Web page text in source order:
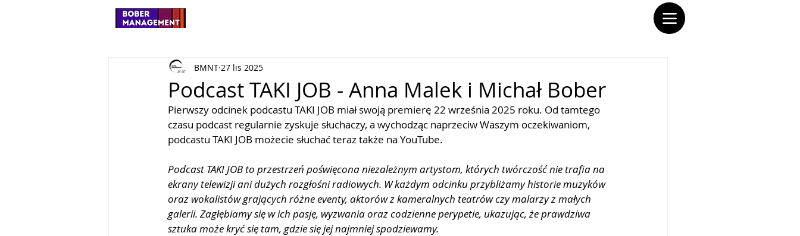
Podcast TAKI JOB - Anna Malek i Michał Bober
BMNT 27 lis 2025
Pierwszy odcinek podcastu TAKI JOB miał swoją premierę 22 września 2025 roku. Od tamtego
czasu podcast regularnie zyskuje słuchaczy, a wychodząc naprzeciw Waszym oczekiwaniom,
podcastu TAKI JOB możecie słuchać teraz także na YouTube.
Podcast TAKI JOB to przestrzeń poświęcona niezależnym artystom, których twórczość nie trafia na
ekrany telewizji ani dużych rozgłośni radiowych. W każdym odcinku przybliżamy historie muzyków
oraz wokalistów grających różne eventy, aktorów z kameralnych teatrów czy malarzy z małych
galerii. Zagłębiamy się w ich pasję, wyzwania oraz codzienne perypetie, ukazując, że prawdziwa
sztuka może kryć się tam, gdzie się jej najmniej spodziewamy.